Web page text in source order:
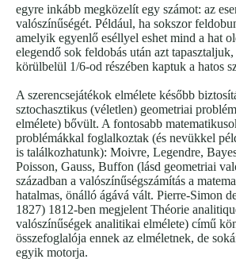
egyre inkább megközelít egy számot: az
valószínűségét. Például, ha sokszor
amelyik egyenlő eséllyel eshet mind a hat
elegendő sok feldobás után azt
körülbelül 1/6-od részében kaptuk a hatos
A szerencsejátékok elmélete később
sztochasztikus (véletlen) geometriai
elmélete) bővült. A fontosabb
problémákkal foglalkoztak (és nevükkel
is találkozhatunk): Moivre, Legendre,
Poisson, Gauss, Buffon (lásd geometriai
században a valószínűségszámítás a
hatalmas, önálló ágává vált. Pierre-Simon
1827) 1812-ben megjelent Théorie
valószínűségek analitikai elmélete) című
összefoglalója ennek az elméletnek, de
egyik motorja.